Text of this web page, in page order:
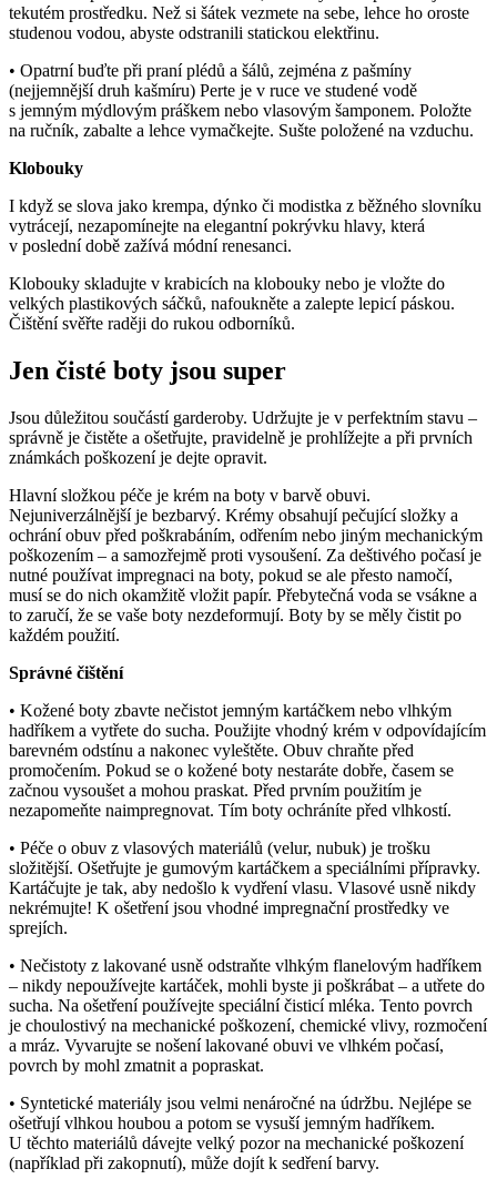
tekutém prostředku. Než si šátek vezmete na sebe, lehce ho oroste
studenou vodou, abyste odstranili statickou elektřinu.
• Opatrní buďte při praní plédů a šálů, zejména z pašmíny
(nejjemnější druh kašmíru) Perte je v ruce ve studené vodě
s jemným mýdlovým práškem nebo vlasovým šamponem. Položte
na ručník, zabalte a lehce vymačkejte. Sušte položené na vzduchu.
Klobouky
I když se slova jako krempa, dýnko či modistka z běžného slovníku
vytrácejí, nezapomínejte na elegantní pokrývku hlavy, která
v poslední době zažívá módní renesanci.
Klobouky skladujte v krabicích na klobouky nebo je vložte do
velkých plastikových sáčků, nafoukněte a zalepte lepicí páskou.
Čištění svěřte raději do rukou odborníků.
Jen čisté boty jsou super
Jsou důležitou součástí garderoby. Udržujte je v perfektním stavu –
správně je čistěte a ošetřujte, pravidelně je prohlížejte a při prvních
známkách poškození je dejte opravit.
Hlavní složkou péče je krém na boty v barvě obuvi.
Nejuniverzálnější je bezbarvý. Krémy obsahují pečující složky a
ochrání obuv před poškrabáním, odřením nebo jiným mechanickým
poškozením – a samozřejmě proti vysoušení. Za deštivého počasí je
nutné používat impregnaci na boty, pokud se ale přesto namočí,
musí se do nich okamžitě vložit papír. Přebytečná voda se vsákne a
to zaručí, že se vaše boty nezdeformují. Boty by se měly čistit po
každém použití.
Správné čištění
• Kožené boty zbavte nečistot jemným kartáčkem nebo vlhkým
hadříkem a vytřete do sucha. Použijte vhodný krém v odpovídajícím
barevném odstínu a nakonec vyleštěte. Obuv chraňte před
promočením. Pokud se o kožené boty nestaráte dobře, časem se
začnou vysoušet a mohou praskat. Před prvním použitím je
nezapomeňte naimpregnovat. Tím boty ochráníte před vlhkostí.
• Péče o obuv z vlasových materiálů (velur, nubuk) je trošku
složitější. Ošetřujte je gumovým kartáčkem a speciálními přípravky.
Kartáčujte je tak, aby nedošlo k vydření vlasu. Vlasové usně nikdy
nekrémujte! K ošetření jsou vhodné impregnační prostředky ve
sprejích.
• Nečistoty z lakované usně odstraňte vlhkým flanelovým hadříkem
– nikdy nepoužívejte kartáček, mohli byste ji poškrábat – a utřete do
sucha. Na ošetření používejte speciální čisticí mléka. Tento povrch
je choulostivý na mechanické poškození, chemické vlivy, rozmočení
a mráz. Vyvarujte se nošení lakované obuvi ve vlhkém počasí,
povrch by mohl zmatnit a popraskat.
• Syntetické materiály jsou velmi nenáročné na údržbu. Nejlépe se
ošetřují vlhkou houbou a potom se vysuší jemným hadříkem.
U těchto materiálů dávejte velký pozor na mechanické poškození
(například při zakopnutí), může dojít k sedření barvy.